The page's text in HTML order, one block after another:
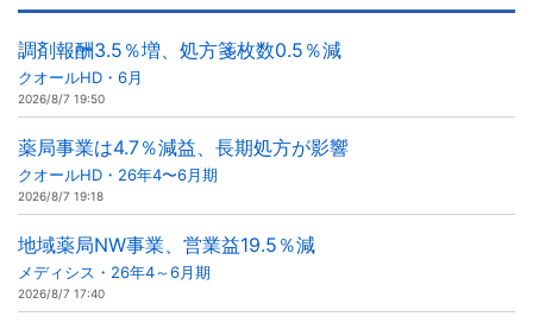
調剤報酬3.5％増、処方箋枚数0.5％減
クオールHD・6月
2026/8/7 19:50
薬局事業は4.7％減益、長期処方が影響
クオールHD・26年4〜6月期
2026/8/7 19:18
地域薬局NW事業、営業益19.5％減
メディシス・26年4～6月期
2026/8/7 17:40